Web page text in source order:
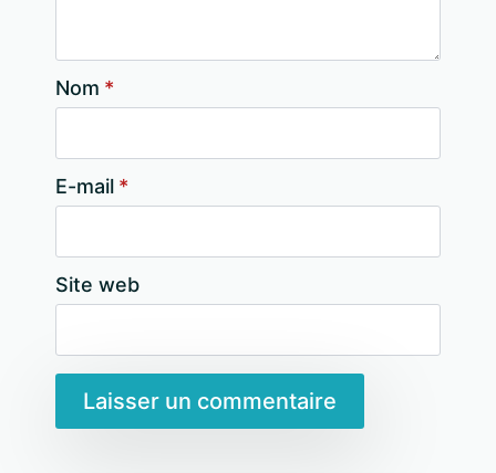
Nom *
E-mail *
Site web